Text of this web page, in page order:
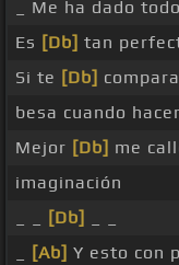
_ Me ha dado
Es [Db] tan
Si te [Db]
besa cuando
Mejor [Db] me
imaginación
[Db]
[Ab] Y esto con